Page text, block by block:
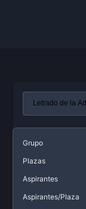
Grupo
Plazas
Aspirantes
Aspirantes/Plaza